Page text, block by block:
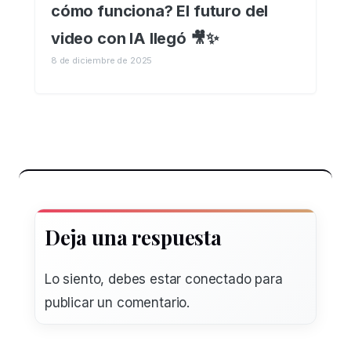
cómo funciona? El futuro del
video con IA llegó 🎥✨
8 de diciembre de 2025
Deja una respuesta
Lo siento, debes estar conectadopara
publicar un comentario.